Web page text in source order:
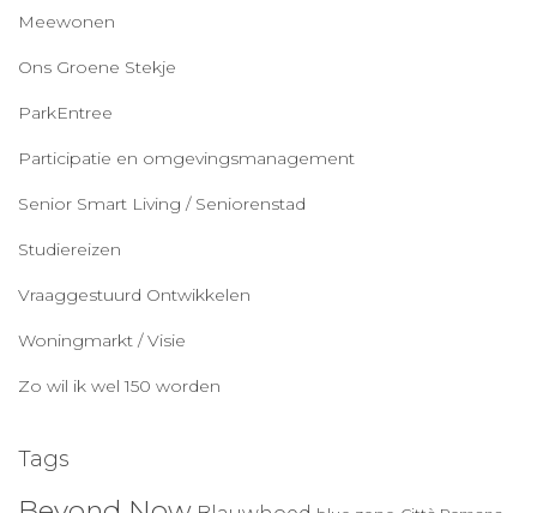
Meewonen
Ons Groene Stekje
ParkEntree
Participatie en omgevingsmanagement
Senior Smart Living / Seniorenstad
Studiereizen
Vraaggestuurd Ontwikkelen
Woningmarkt / Visie
Zo wil ik wel 150 worden
Tags